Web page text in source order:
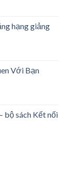
hạng giảng
Với Bạn
bộ sách Kết nối